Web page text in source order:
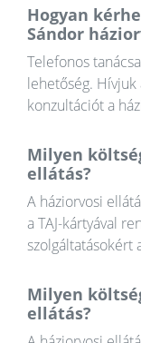
Hogyan
Sándor
Telefonos
lehetőség.
konzultációt a
Milyen
ellátás?
A háziorvosi
a TAJ-kártyával
szolgáltatásokért
Milyen
ellátás?